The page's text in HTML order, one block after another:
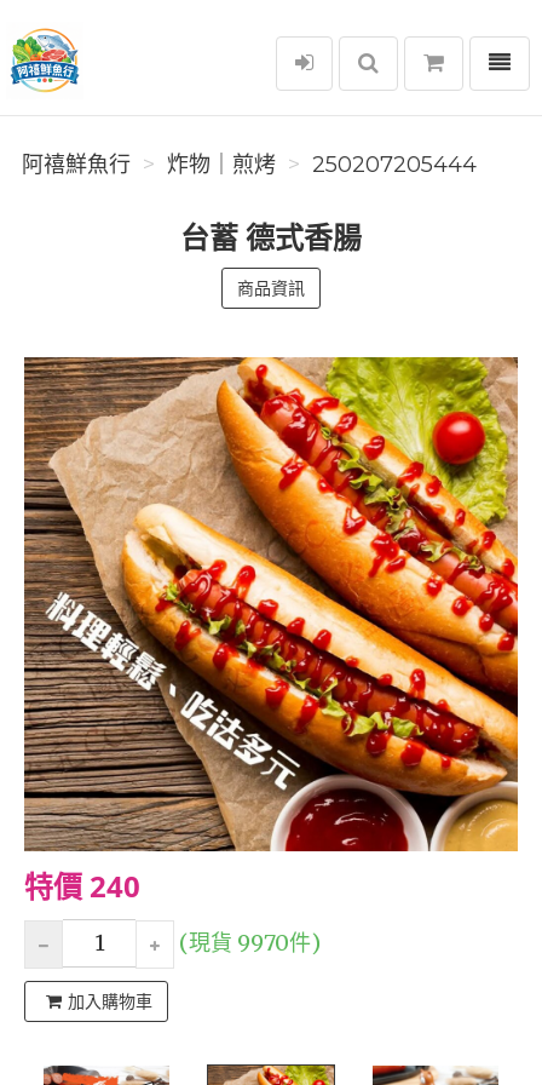
阿禧鮮魚行
選單
阿禧鮮魚行 ️炸物｜煎烤 250207205444
台蓄 德式香腸
商品資訊
特價 240
(現貨 9970件)
加入購物車